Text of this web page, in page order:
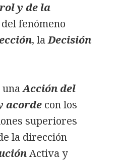
y de la
fenómeno
, laDecisión
unaAcción del
acorde con los
superiores
la dirección
Activa y